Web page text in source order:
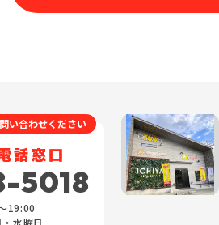
い合わせください
話窓口
5018
19:00